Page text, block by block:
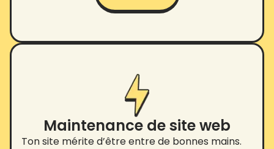
Maintenance de site web
Ton site mérite d’être entre de bonnes mains.